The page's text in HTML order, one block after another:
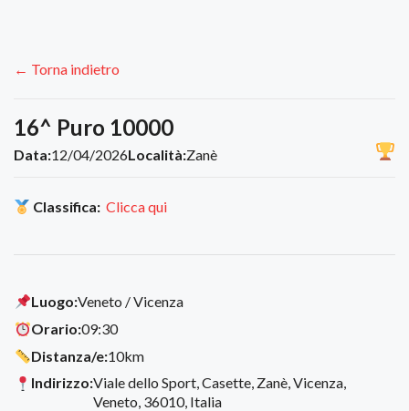
← Torna indietro
16^ Puro 10000
Data:12/04/2026Località:Zanè
Classifica: Clicca qui
Luogo:Veneto / Vicenza
Orario:09:30
Distanza/e:10km
Indirizzo:Viale dello Sport, Casette, Zanè, Vicenza,
Veneto, 36010, Italia